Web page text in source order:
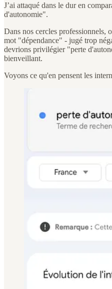
J’ai attaqué dans le dur en
d'autonomie".
Dans nos cercles professionnels,
mot "dépendance" - jugé trop
devrions privilégier "perte
bienveillant.
Voyons ce qu'en pensent les